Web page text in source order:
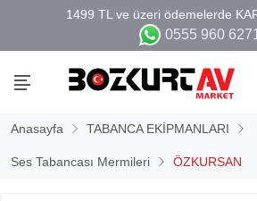
0555 960 6271
Anasayfa TABANCA EKİPMANLARI
Ses Tabancası Mermileri ÖZKURSAN